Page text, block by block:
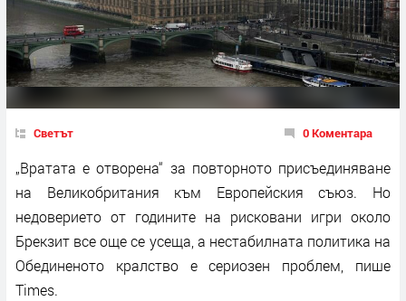
Светът 0 Коментара
„Вратата е отворена“ за повторното присъединяване
на Великобритания към Европейския съюз. Но
недоверието от годините на рисковани игри около
Брекзит все още се усеща, а нестабилната политика на
Обединеното кралство е сериозен проблем, пише
Times.